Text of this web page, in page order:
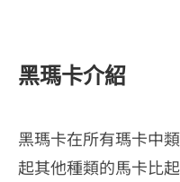
黑瑪卡介紹
黑瑪卡在所有瑪卡中
起其他種類的馬卡比